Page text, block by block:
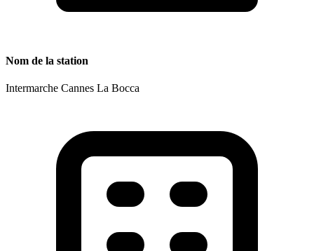
Nom de la station
Intermarche Cannes La Bocca